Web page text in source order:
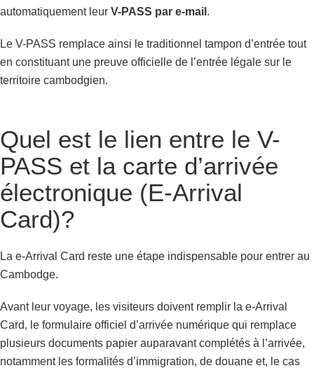
automatiquement leur V-PASS par e-mail .
Le V-PASS remplace ainsi le traditionnel tampon d’entrée tout
en constituant une preuve officielle de l’entrée légale sur le
territoire cambodgien.
Quel est le lien entre le V-
PASS et la carte d’arrivée
électronique (E-Arrival
Card)?
La e-Arrival Card reste une étape indispensable pour entrer au
Cambodge.
Avant leur voyage, les visiteurs doivent remplir la e-Arrival
Card, le formulaire officiel d’arrivée numérique qui remplace
plusieurs documents papier auparavant complétés à l’arrivée,
notamment les formalités d’immigration, de douane et, le cas